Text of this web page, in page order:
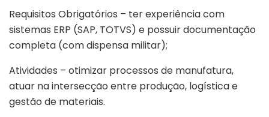
Requisitos Obrigatórios – ter experiência com
sistemas ERP (SAP, TOTVS) e possuir documentação
completa (com dispensa militar);
Atividades – otimizar processos de manufatura,
atuar na intersecção entre produção, logística e
gestão de materiais.